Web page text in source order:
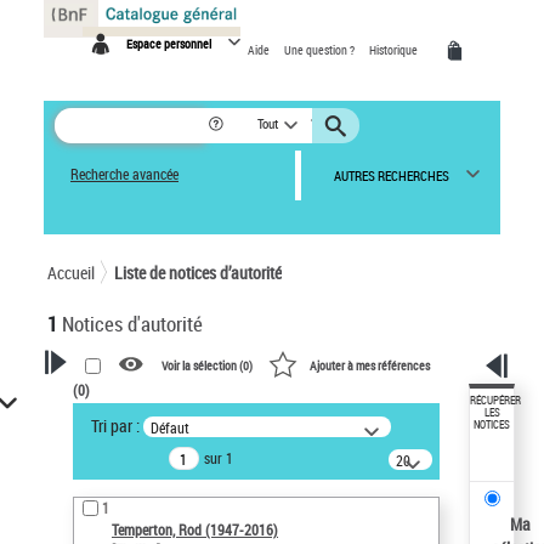
Espace personnel Aide Une question ? Historique
Tout
Recherche avancée AUTRES RECHERCHES
Accueil Liste de notices d’autorité
1 Notices d'autorité
VOTRE RECHERCHE
Recherche avancée dans les
notices d’autorité
Œuvres liées à l'auteur :
Temperton, Rod (1947-2016)
Voir la sélection (0) Ajouter à mes références
(0)
Tri par : Défaut
sur 1
20
résultats/page
1
Temperton, Rod (1947-2016)
RÉCUPÉRER
LES
NOTICES
Ma
Panneau de gestion des cookies